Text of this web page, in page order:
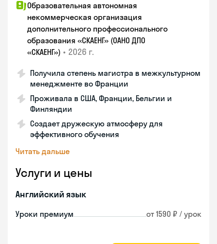
Образовательная автономная
некоммерческая организация
дополнительного профессионального
образования «СКАЕНГ» (ОАНО ДПО
«СКАЕНГ») • 2026 г.
Получила степень магистра в межкультурном
менеджменте во Франции
Проживала в США, Франции, Бельгии и
Финляндии
Создает дружескую атмосферу для
эффективного обучения
Читать дальше
Услуги и цены
Английский язык
Уроки премиум от 1590 ₽ / урок